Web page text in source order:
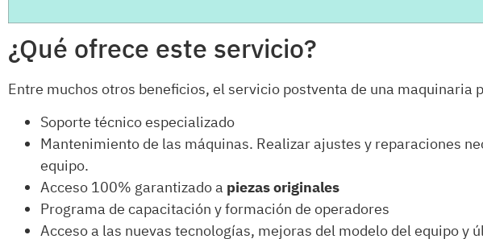
¿Qué ofrece este servicio?
Entre muchos otros beneficios, el servicio postventa de una maquinaria
Soporte técnico especializado
Mantenimiento de las máquinas. Realizar ajustes y reparaciones
equipo.
Acceso 100% garantizado a piezas originales
Programa de capacitación y formación de operadores
Acceso a las nuevas tecnologías, mejoras del modelo del equipo y